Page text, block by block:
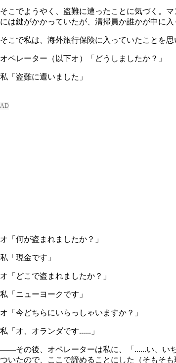
そこでようやく、盗難に遭ったことに気づく。
には鍵がかかっていたが、清掃員か誰かが中に入
そこで私は、海外旅行保険に入っていたことを
オペレーター（以下オ）「どうしましたか？」
私「盗難に遭いました」
オ「何が盗まれましたか？」
私「現金です」
オ「どこで盗まれましたか？」
私「ニューヨークです」
オ「今どちらにいらっしゃいますか？」
私「オ、オランダです......」
――その後、オペレーターは私に、「......い、い
ついたので、ここで諦めることにした（そもそ